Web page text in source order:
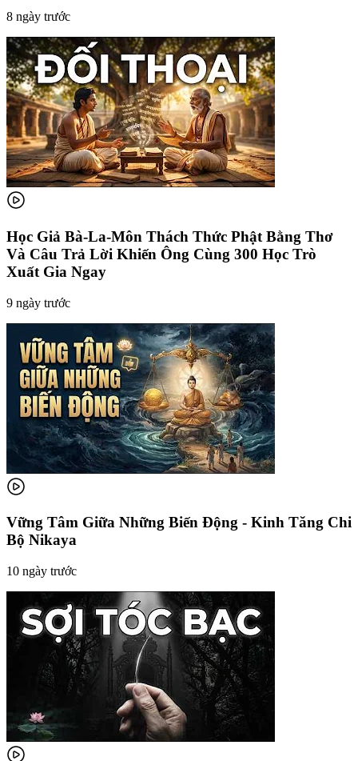
8 ngày trước
Học Giả Bà-La-Môn Thách Thức Phật Bằng Thơ
Và Câu Trả Lời Khiến Ông Cùng 300 Học Trò
Xuất Gia Ngay
9 ngày trước
Vững Tâm Giữa Những Biến Động - Kinh Tăng Chi
Bộ Nikaya
10 ngày trước